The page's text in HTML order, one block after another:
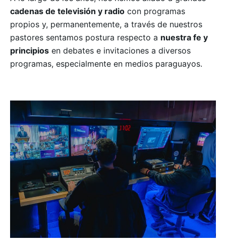
cadenas de televisión y radio con programas
propios y, permanentemente, a través de nuestros
pastores sentamos postura respecto a nuestra fe y
principios en debates e invitaciones a diversos
programas, especialmente en medios paraguayos.